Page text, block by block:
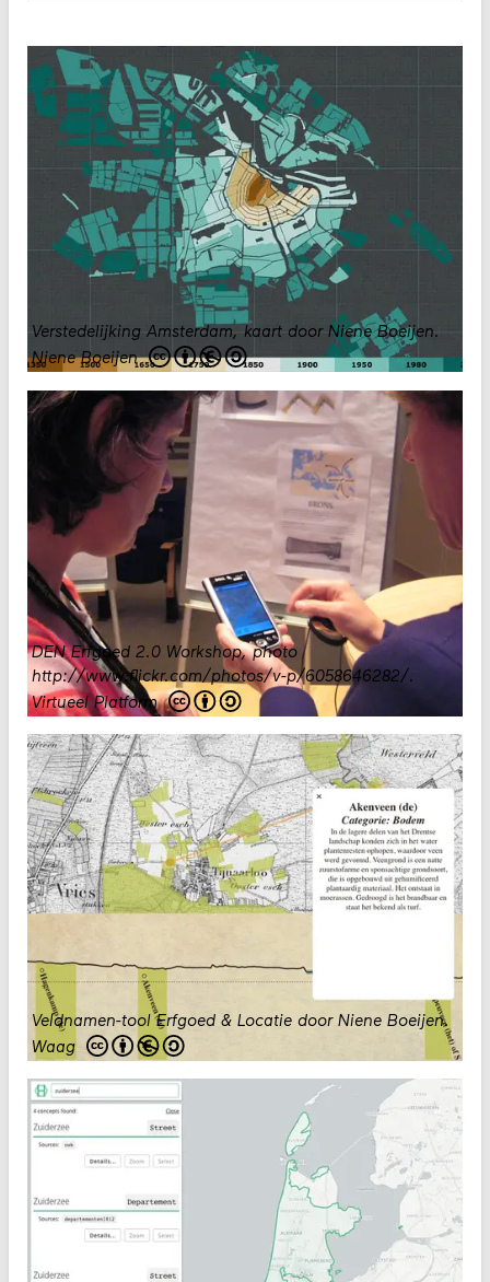
Verstedelijking Amsterdam, kaart door Niene Boeijen.
Niene Boeijen
DEN Erfgoed 2.0 Workshop, photo
http://www.flickr.com/photos/v-p/6058646282/ .
Virtueel Platform
Veldnamen-tool Erfgoed & Locatie door Niene Boeijen.
Waag